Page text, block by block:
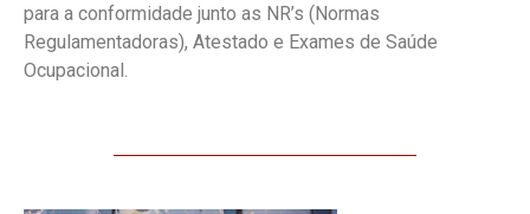
para a conformidade junto as NR’s (Normas
Regulamentadoras), Atestado e Exames de Saúde
Ocupacional.